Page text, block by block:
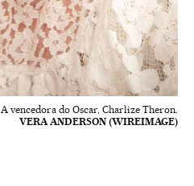
A vencedora do Oscar, Charlize Theron.
VERA ANDERSON (WIREIMAGE)